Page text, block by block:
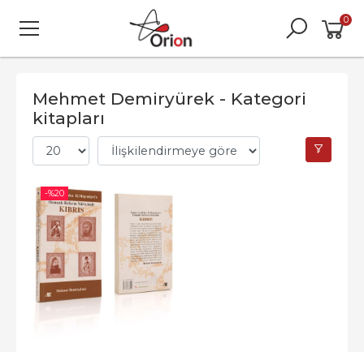
0
Mehmet Demiryürek - Kategori
kitapları
-%20